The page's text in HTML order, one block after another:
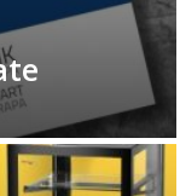
and